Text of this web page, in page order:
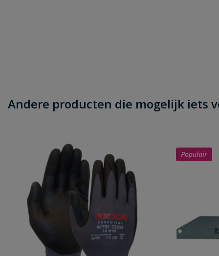
Andere producten die mogelijk iets
Populair